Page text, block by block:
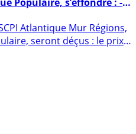
Mur Régions,
Populaire, s’effondre : -
seront déçus : le prix